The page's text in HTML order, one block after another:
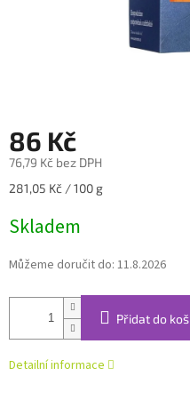
86 Kč
76,79 Kč bez DPH
Měrná
281,05 Kč / 100 g
Skladem
Můžeme doručit do: 11.8.2026
Přidat do
Detailní informace